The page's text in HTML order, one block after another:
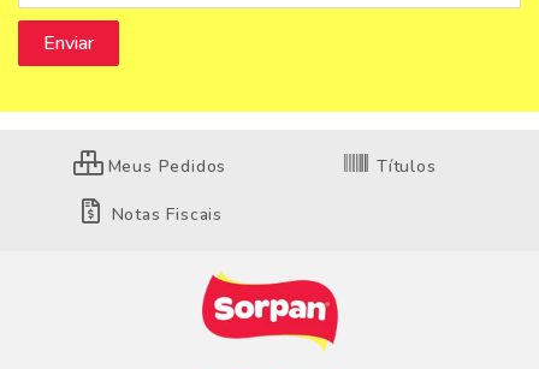
Meus Pedidos Títulos
Notas Fiscais